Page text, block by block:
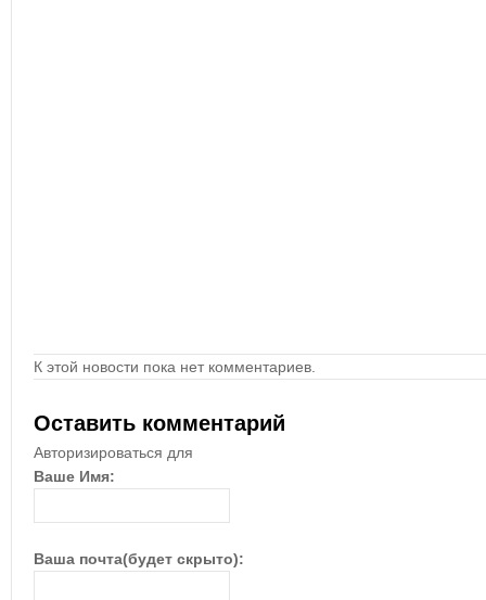
К этой новости пока нет комментариев.
Оставить комментарий
Авторизироваться для
Ваше Имя:
Ваша почта(будет скрыто):